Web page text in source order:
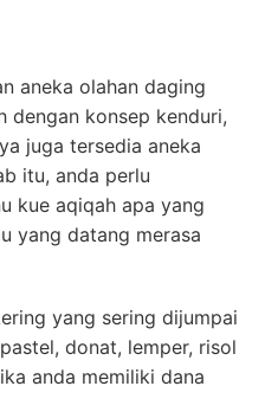
aneka olahan daging
dengan konsep kenduri,
juga tersedia aneka
itu, anda perlu
kue aqiqah apa yang
yang datang merasa
yang sering dijumpai
donat, lemper, risol
anda memiliki dana